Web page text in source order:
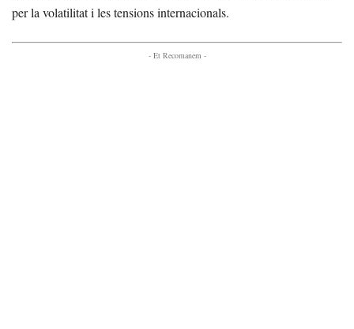
per la volatilitat i les tensions internacionals.
- Et Recomanem -